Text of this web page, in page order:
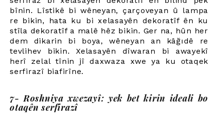
bînin. Lîstikê bi wêneyan, çarçoveyan û lampa
re bikin, hata ku bi xelasayên dekoratîf ên ku
stîla dekoratîf a malê hêz bikin. Ger na, hûn her
dem dikarin bi boya, wêneyan an kâğıdê re
tevlihev bikin. Xelasayên dîwaran bi awayekî
herî zelal tînin jî daxwaza xwe ya ku otaqek
serfirazî biafirîne.
7- Roshniya xwezayî: yek bet kirin ideali bo
otaqên serfirazî